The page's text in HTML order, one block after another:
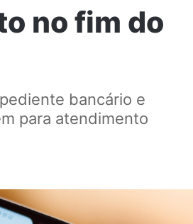
no fim do
bancário e
para atendimento